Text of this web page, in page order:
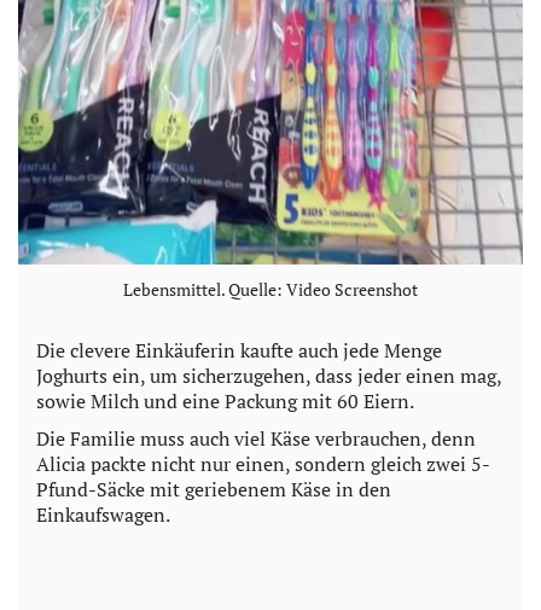
Lebensmittel. Quelle: Video Screenshot
Die clevere Einkäuferin kaufte auch jede Menge
Joghurts ein, um sicherzugehen, dass jeder einen mag,
sowie Milch und eine Packung mit 60 Eiern.
Die Familie muss auch viel Käse verbrauchen, denn
Alicia packte nicht nur einen, sondern gleich zwei 5-
Pfund-Säcke mit geriebenem Käse in den
Einkaufswagen.